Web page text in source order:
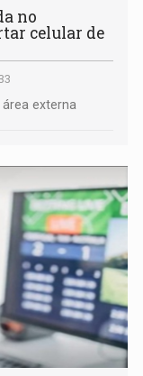
no
celular de
externa